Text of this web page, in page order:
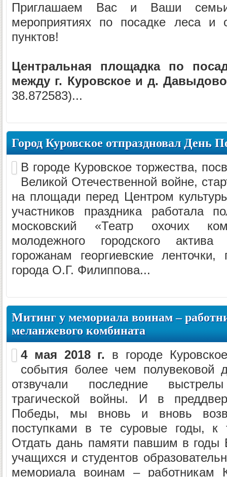
Приглашаем Вас и Ваши
мероприятиях по посадке леса и
пунктов!
Центральная площадка по
между г. Куровское и д. Давыдово
38.872583)...
Город Куровское отпраздновал День
В городе Куровское торжества,
Великой Отечественной войне,
на площади перед Центром
участников праздника работала
московский «Театр охочих
молодежного городского
горожанам георгиевские
города О.Г. Филиппова...
Митинг у мемориала воинам –
меланжевого комбината
4 мая 2018 г. в городе
события более чем полувековой
отзвучали последние
трагической войны. И в
Победы, мы вновь и вновь
поступками в те суровые годы, к
Отдать дань памяти павшим в годы
учащихся и студентов
мемориала воинам – работникам